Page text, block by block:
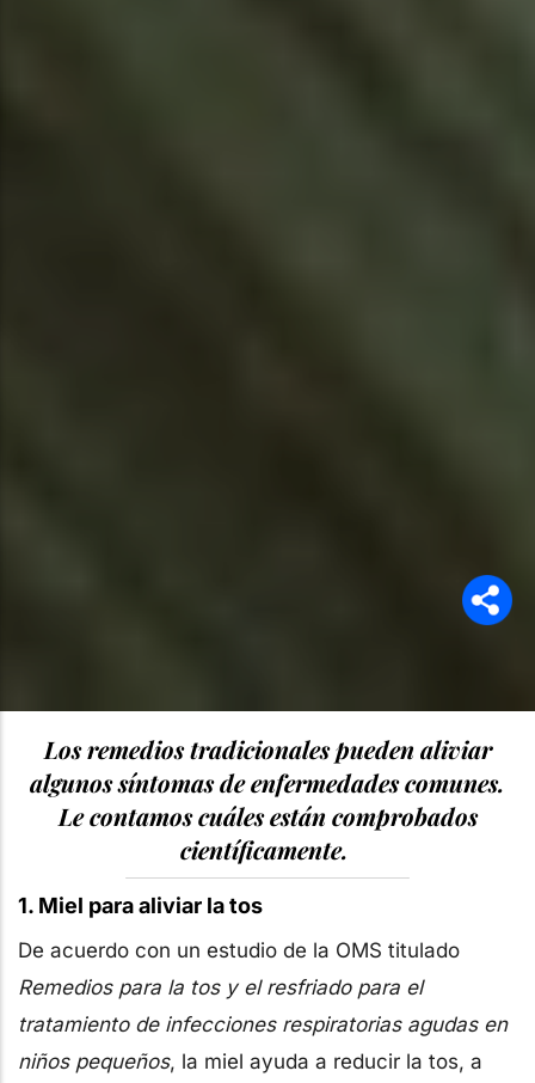
Los remedios tradicionales pueden aliviar
algunos síntomas de enfermedades comunes.
Le contamos cuáles están comprobados
científicamente.
1. Miel para aliviar la tos
De acuerdo con un estudio de la OMS titulado
Remedios para la tos y el resfriado para el
tratamiento de infecciones respiratorias agudas en
niños pequeños, la miel ayuda a reducir la tos, a